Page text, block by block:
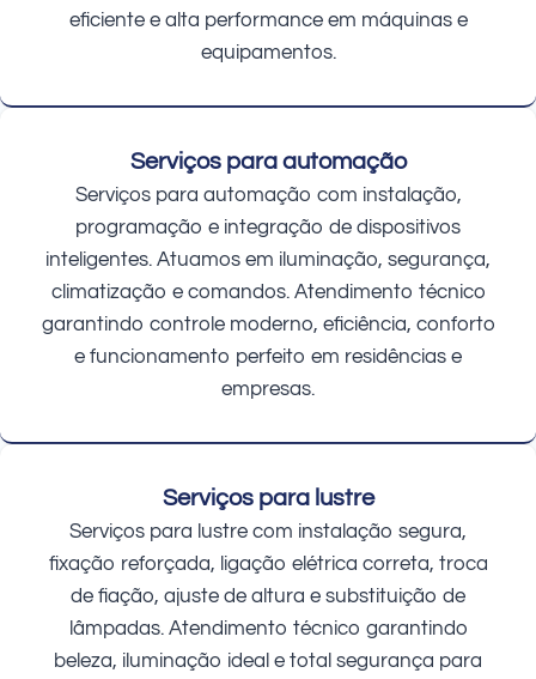
eficiente e alta performance em máquinas e
equipamentos.
Serviços para automação
Serviços para automação com instalação,
programação e integração de dispositivos
inteligentes. Atuamos em iluminação, segurança,
climatização e comandos. Atendimento técnico
garantindo controle moderno, eficiência, conforto
e funcionamento perfeito em residências e
empresas.
Serviços para lustre
Serviços para lustre com instalação segura,
fixação reforçada, ligação elétrica correta, troca
de fiação, ajuste de altura e substituição de
lâmpadas. Atendimento técnico garantindo
beleza, iluminação ideal e total segurança para